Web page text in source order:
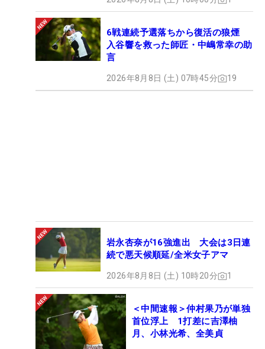
6戦連続予選落ちから復活の狼煙
入谷響を救った師匠・中嶋常幸の助
言
2026年8月8日 (土) 07時45分 19
岩永杏奈が16強進出 大会は3日連
続で悪天候順延/全米女子アマ
2026年8月8日 (土) 10時20分 1
＜中間速報＞仲村果乃が単独
首位浮上 1打差に吉澤柚
月、小林光希、全美貞